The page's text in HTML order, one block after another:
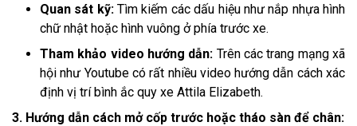
Quan sát kỹ:Tìm kiếm các dấu hiệu như nắp nhựa hình
chữ nhật hoặc hình vuông ở phía trước xe.
Tham khảo video hướng dẫn: Trên các trang mạng xã
hội như Youtube có rất nhiều video hướng dẫn cách xác
định vị trí bình ắc quy xe Attila Elizabeth.
3. Hướng dẫn cách mở cốp trước hoặc tháo sàn để chân: